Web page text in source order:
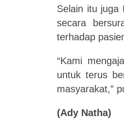
Selain itu juga
secara
terhadap
“Kami
untuk terus
masyarakat,”
(Ady Natha)